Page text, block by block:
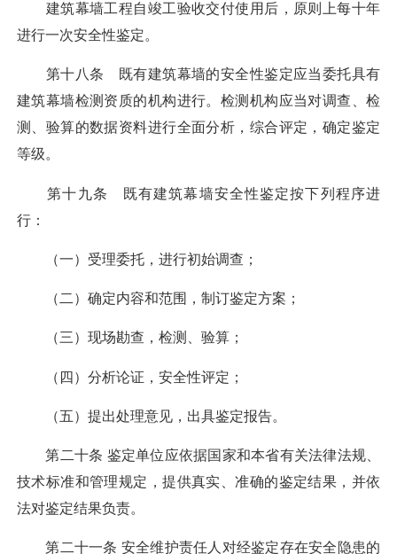
建筑幕墙工程自竣工验收交付使用后，原则上每十年
进行一次安全性鉴定。
第十八条 既有建筑幕墙的安全性鉴定应当委托具有
建筑幕墙检测资质的机构进行。检测机构应当对调查、检
测、验算的数据资料进行全面分析，综合评定，确定鉴定
等级。
第十九条 既有建筑幕墙安全性鉴定按下列程序进
行：
（一）受理委托，进行初始调查；
（二）确定内容和范围，制订鉴定方案；
（三）现场勘查，检测、验算；
（四）分析论证，安全性评定；
（五）提出处理意见，出具鉴定报告。
第二十条 鉴定单位应依据国家和本省有关法律法规、
技术标准和管理规定，提供真实、准确的鉴定结果，并依
法对鉴定结果负责。
第二十一条 安全维护责任人对经鉴定存在安全隐患的